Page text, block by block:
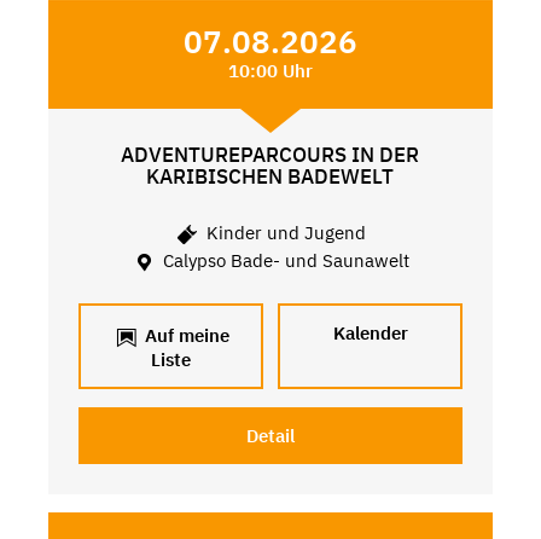
07.08.2026
10:00 Uhr
ADVENTUREPARCOURS IN DER
KARIBISCHEN BADEWELT
Kinder und Jugend
Calypso Bade- und Saunawelt
Auf meine
Liste
Kalender
Detail